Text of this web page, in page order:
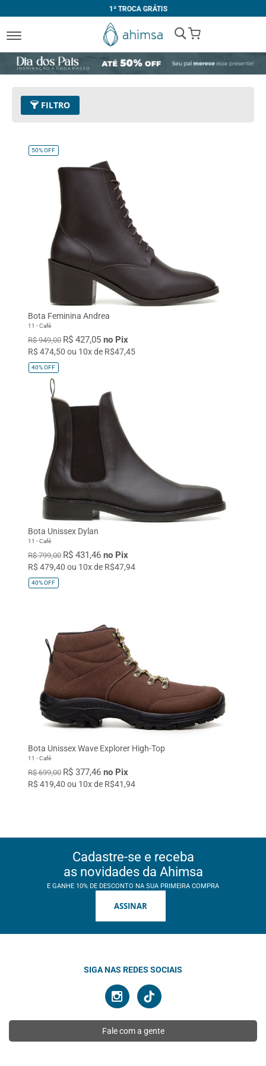
1ª TROCA GRÁTIS
My Cart
FILTRO
Tamanho
Remover este Item
Limpar Tudo
R$ 410,00-
R$ 470,00
e acima
50%OFF
Bota Feminina Andrea
11 - Café
R$ 949,00 R$ 427,05 no Pix
R$ 474,50 ou 10x de R$47,45
40%OFF
Bota Unissex Dylan
11 - Café
R$ 799,00 R$ 431,46 no Pix
R$ 479,40 ou 10x de R$47,94
40%OFF
Bota Unissex Wave Explorer High-Top
11 - Café
R$ 699,00 R$ 377,46 no Pix
R$ 419,40 ou 10x de R$41,94
Cadastre-se e receba
as novidades da Ahimsa
E GANHE 10% DE DESCONTO NA SUA PRIMEIRA COMPRA
ASSINAR
SIGA NAS REDES SOCIAIS
Fale com a gente